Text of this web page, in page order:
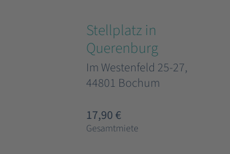
Stellplatz in
Querenburg
Im Westenfeld 25-27,
44801 Bochum
17,90 €
Gesamtmiete